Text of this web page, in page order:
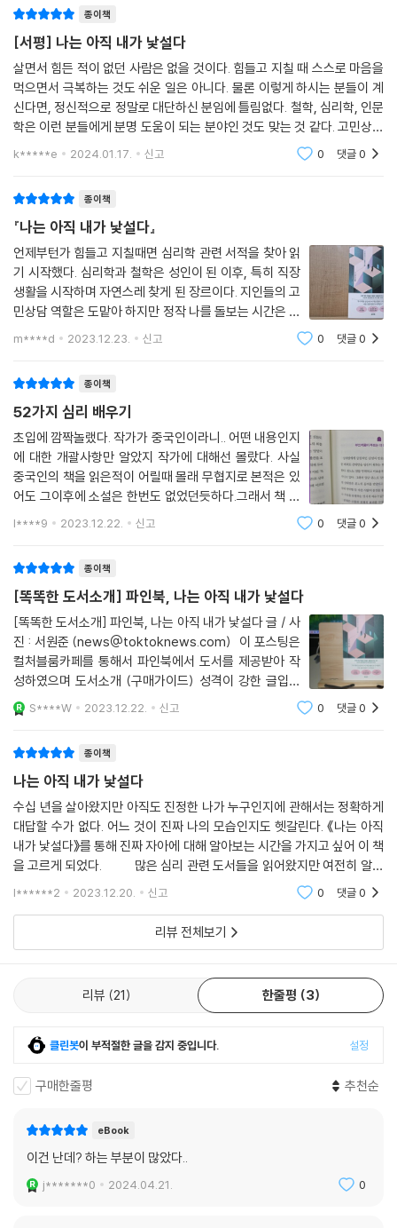
** 습관적으로 수신 거부를 하는 사람은 ‘소라게 인격’의 특성을 가지고 있
사용된다. 그들이 문제를 처리하는 방식은 매우 강경하고 카리스마 넘치지
만 내면은 약하고 자존감과 안정감이 결여되어 있다. 다른 사람을 통제하
여 자신을 보호해야만 안정감을 얻을 수 있는 방식이다.
** 그렇다면 자신이 생각했던 배우자의 기준에 살짝 미치지 않는 사람과
교제하는 것을 ‘어쩔 수 없는, 그냥 그런 만남’이라고 할 수 있을까? 게임을
방을 사달라는 여성을 ‘된장녀’라고 정의하는 것은 사실상 같은 이치인데,
모두 편파적인 사고에서 비롯된 꼬리표일 뿐이다. 우리가 ‘된장녀’로 정의
되어 억울함을 느낄 때도 같은 가치 판단을 하고 있지 않을까? 위에서 그녀
가 언급한 이러한 ‘단점’은 확실히 결정을 내릴 때 망설이게 하지만 배우자
를 선택하는 기준을 바꿀 수 있는 여유가 있다면 이러한 ‘결점’은 실제로 그
의 특징에 불과하다는 사실을 깨닫게 된다.
** 모든 사람은 외딴섬이다. 이 외딴섬은 홀로 자립해야 더욱 잘 살아남는
을 넘지 않고 왕래할 수 있는지 깨달아야 한다. 먼저 자신의 외딴섬을 잘 관
리하는 것을 기반으로 다른 섬에서 일어나는 일에 지나치게 간섭하지 않고
침범하지 않으며, 건강한 내부 생태 순환 체계가 있어야만 자신의 영역이
건강하게 번성하고 발전할 수 있다.
** 자격지심이 강한 사람은 자기실현적 예언을 하는데, 그들은 늘 ‘나는 자
격이 없다’고 생각하기 때문에 더 나아지고, 더 많은 것을 얻을 여러 기회를
물러 있다. 그리고 시간이 지남에 따라 자신의 욕구와 욕망을 가두는 데 익
멀어지고 불행에 더 가까워진다.
과거를 거슬러 올라가는 것은 자격지심을 가진 사람에게 그것이 형성된 경
로를 볼 수 있도록 하기 위해서다. 설사 이 길을 되돌릴 수 없더라도 특정
방법을 통해 인지적으로 ‘다시’ 이 길을 걸으면서 ‘나는 자격이 없다’, ’나는
가치가 없다‘는 마음가짐을 바꾸면 담대하게 아름다움을 끌어안을 수 있
다.
** 내 주변을 둘러보면 무슨 일이든 가장 앞장서서 달려가는 친구들이 있
다. 팀플레이가 필요한 일이어도 다른 사람이 하는 걸 불안해하고 어려움
이 닥치면 오로지 자신만 그 일을 감당할 수 있는 사람이라고 생각한다. 일
상에서도 마찬가지다. 그들은 연인과의 문제를 항상 자기 탓으로 돌리고
심지어 상대방이 자신의 일에 만족하지 않는 것도 자신이 도와주지 못해서
라고 자책한다.
그들이 모든 문제를 짊어지는 데 급급한 이유는 과거에 많은 문제를 성공
적으로 해결했기 때문이 아닌 불필요한 ‘죄책감’에서 비롯된 것이다. 그들
은 모든 나쁜 결과가 자신에 의해 일어났고 그들의 존재 자체가 ‘원죄’라고
생각한다.
나는 왜 나를 외면하는가?
지금은 당신의 진짜 모습을 들여다볼 때
빠르게 변화하는 사회 속에서 복잡한 인간관계를 이루며 살아가는 많은 현
대인이 자신의 행복에 도움이 되지 않는 습관에 중독되고, 크게 중요하지
않은 일에 감정을 소모하며 괴로워한다. 또 건강하지 않은 관계에 집착하
며 불안해한다. 저자는 이 모두가 가면을 벗은 진짜 자신의 모습을 낯설어
하지 못한다. 또한 자신이 낯설기 때문에 스스로 고통을 유발하고 있다는
사실을 깨닫지 못한다는 것이다.
겉으로 보이는 자아와 진짜 자아를 이해하려면 먼 길을 가야만 한다. 50만
명의 마음을 보듬어준 심리상담가이자 베스트셀러 작가, 또 1인 크리에이
터로 활동 중인 다장쥔궈는 52가지의 전형적인 심리 주제를 보다 심층적
으로 접근하여 가짜 자아의 속임수를 간파하고 낯설지만 진짜 자아를 찾는
이 책은 한 번 보는 것으로는 충분하지 않다. 마음을 어루만지는 듯한 저자
의 따스한 글은 매번 읽을 때마다 새로운 위로와 통찰을 안겨주기 때문이
다. 언제든 무기력한 순간이 찾아올 때마다 이 책을 펼쳐보기 바란다. 다시
깨어난 ‘진짜 나’, 온전한 자기다운 모습으로 사랑하고, 일하고, 살아내고,
자신에게 친절해진 이 세상을 즐기길 바란다.
종이책
[서평] 나는 아직 내가 낯설다
살면서 힘든 적이 없던 사람은 없을 것이다. 힘들고 지칠 때 스스로 마음을
먹으면서 극복하는 것도 쉬운 일은 아니다. 물론 이렇게 하시는 분들이 계
신다면, 정신적으로 정말로 대단하신 분임에 틀림없다. 철학, 심리학, 인문
학은 이런 분들에게 분명 도움이 되는 분야인 것도 맞는 것 같다. 고민상담
을 하시는 분들도 이런 학문적 내용을 근거로 하기 때문이다. 본인에게 본
k*****e 2024.01.17. 신고 0 댓글0
종이책
『나는 아직 내가 낯설다』
언제부턴가 힘들고 지칠때면 심리학 관련 서적을 찾아 읽
기 시작했다. 심리학과 철학은 성인이 된 이후, 특히 직장
생활을 시작하며 자연스레 찾게 된 장르이다. 지인들의 고
민상담 역할은 도맡아 하지만 정작 나를 돌보는 시간은 갖
지 못했고 그 갈증을 홀로 책에서 찾아왔다. 직장을 관두
m****d 2023.12.23. 신고 0 댓글0
종이책
52가지 심리 배우기
초입에 깜짝놀랬다. 작가가 중국인이라니.. 어떤 내용인지
에 대한 개괄사항만 알았지 작가에 대해선 몰랐다. 사실
중국인의 책을 읽은적이 어릴때 몰래 무협지로 본적은 있
어도 그이후에 소설은 한번도 없었던듯하다.그래서 책 중
간중간에 중국 MZ세대들 얘기나 드라마에 대한 예시들
l****9 2023.12.22. 신고 0 댓글0
종이책
[똑똑한 도서소개] 파인북, 나는 아직 내가 낯설다
[똑똑한 도서소개] 파인북, 나는 아직 내가 낯설다 글 / 사
진 : 서원준 (news@toktoknews.com) 이 포스팅은
컬처블룸카페를 통해서 파인북에서 도서를 제공받아 작
성하였으며 도서소개 (구매가이드) 성격이 강한 글입니
다. 12월도 이제 크리스마스, 연말연시 분위기가 고조되
고 있습니다. 거리에는 캐롤송이 울리고 크리스마스트리
S****W 2023.12.22. 신고 0 댓글0
종이책
나는 아직 내가 낯설다
수십 년을 살아왔지만 아직도 진정한 나가 누구인지에 관해서는 정확하게
대답할 수가 없다. 어느 것이 진짜 나의 모습인지도 헷갈린다. 《나는 아직
내가 낯설다》를 통해 진짜 자아에 대해 알아보는 시간을 가지고 싶어 이 책
을 고르게 되었다. 많은 심리 관련 도서들을 읽어왔지만 여전히 알기
힘든 부분이 있다. 바로 나 자신이 누구인가 하는 비교적
l******2 2023.12.20. 신고 0 댓글0
리뷰 전체보기
리뷰 21 한줄평 3
클린봇이 부적절한 글을 감지 중입니다. 설정
구매한줄평 추천순
eBook
이건 난데? 하는 부분이 많았다..
j*******0 2024.04.21. 0